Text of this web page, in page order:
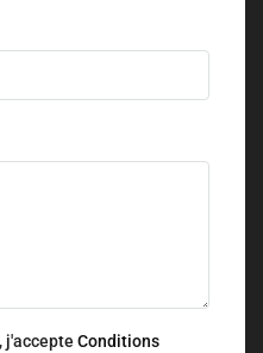
j'accepte Conditions